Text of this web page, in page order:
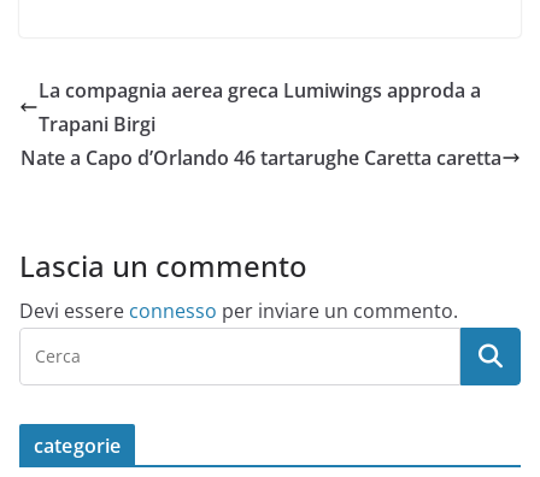
La compagnia aerea greca Lumiwings approda a
Trapani Birgi
Nate a Capo d’Orlando 46 tartarughe Caretta caretta
Lascia un commento
Devi essere connesso per inviare un commento.
categorie